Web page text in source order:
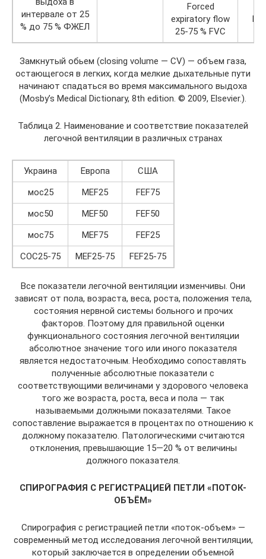
интервале от 25
% до 75 % ФЖЕЛ
Forced
expiratory flow
25-75 % FVC
Замкнутый обьем (closing volume — CV) — объем газа,
остающегося в легких, когда мелкие дыхательные пути
начинают спадаться во время максимального выдоха
(Mosby’s Medical Dictionary, 8th edition. © 2009, Elsevier.).
Таблица 2. Наименование и соответствие показателей
легочной вентиляции в различных странах
Украина Европа
США
мос25
MEF25
FEF75
мос50
MEF50
FEF50
мос75
MEF75
FEF25
СОС25-75
MEF25-75 FEF25-75
Все показатели легочной вентиляции изменчивы. Они
зависят от пола, возраста, веса, роста, положения тела,
состояния нервной системы больного и прочих
факторов. Поэтому для правильной оценки
функционального состояния легочной вентиляции
абсолютное значение того или иного показателя
является недостаточным. Необходимо сопоставлять
полученные абсолютные показатели с
соответствующими величинами у здорового человека
того же возраста, роста, веса и пола — так
называемыми должными показателями. Такое
сопоставление выражается в процентах по отношению к
должному показателю. Патологическими считаются
отклонения, превышающие 15—20 % от величины
должного показателя.
СПИРОГРАФИЯ С РЕГИСТРАЦИЕЙ ПЕТЛИ «ПОТОК-
ОБЪЁМ»
Спирография с регистрацией петли «поток-объем» —
современный метод исследования легочной вентиляции,
который заключается в определении объемной